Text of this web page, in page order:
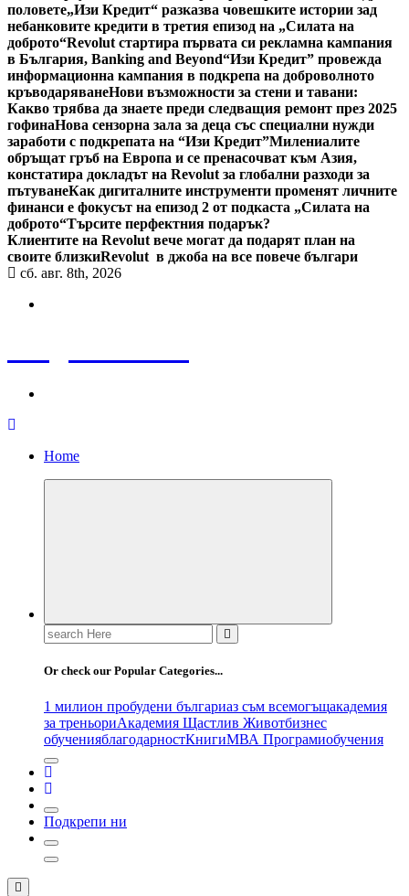
половете„Изи Кредит“ разказва човешките истории зад
небанковите кредити в третия епизод на „Силата на
доброто“Revolut стартира първата си рекламна кампания
в България, Banking and Beyond“Изи Кредит” провежда
информационна кампания в подкрепа на доброволното
кръводаряванеНови възможности за стени и тавани:
Какво трябва да знаете преди следващия ремонт през 2025
гофинаНова сензорна зала за деца със специални нужди
заработи с подкрепата на “Изи Кредит”Милениалите
обръщат гръб на Европа и се пренасочват към Азия,
констатира докладът на Revolut за глобални разходи за
пътуванеКак дигиталните инструменти променят личните
финанси е фокусът на епизод 2 от подкаста „Силата на
доброто“Търсите перфектния подарък?
Клиентите на Revolut вече могат да подарят план на
своите близкиRevolut в джоба на все повече българи
сб. авг. 8th, 2026
Home
Search
for:
Or check our Popular Categories...
1 милион пробудени българиаз съм всемогъщакадемия
за треньориАкадемия Щастлив Животбизнес
обученияблагодарностКнигиМВА Програмиобучения
Подкрепи ни